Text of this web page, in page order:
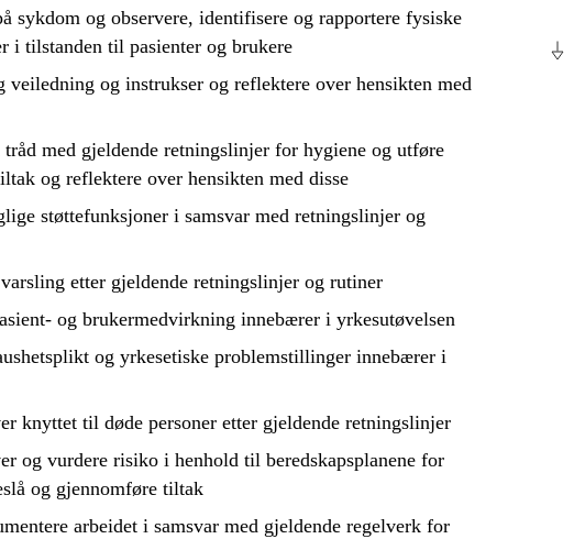
sykdom og observere, identifisere og rapportere fysiske
i tilstanden til pasienter og brukere
veiledning og instrukser og reflektereover hensikten med
med gjeldende retningslinjer for hygiene og utføre
og reflektereover hensikten med disse
støttefunksjoner i samsvar med retningslinjer og
etter gjeldende retningslinjer og rutiner
og brukermedvirkning innebærer i yrkesutøvelsen
og yrkesetiske problemstillinger innebærer i
knyttet til døde personer etter gjeldende retningslinjer
og vurdererisiko i henhold til beredskapsplanene for
og gjennomføretiltak
arbeidet i samsvar med gjeldende regelverk for